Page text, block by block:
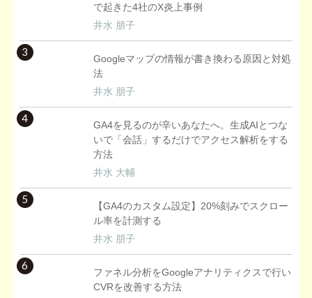
で起きた4社のX炎上事例
井水 朋子
3
Googleマップの情報が書き換わる原因と対処
法
井水 朋子
4
GA4を見るのが辛いあなたへ。生成AIとつな
いで「会話」するだけでアクセス解析をする
方法
井水 大輔
5
【GA4のカスタム設定】20%刻みでスクロー
ル率を計測する
井水 朋子
6
ファネル分析をGoogleアナリティクスで行い
CVRを改善する方法